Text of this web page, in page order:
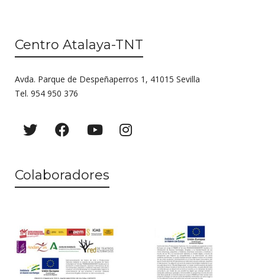
Centro Atalaya-TNT
Avda. Parque de Despeñaperros 1, 41015 Sevilla
Tel. 954 950 376
Colaboradores